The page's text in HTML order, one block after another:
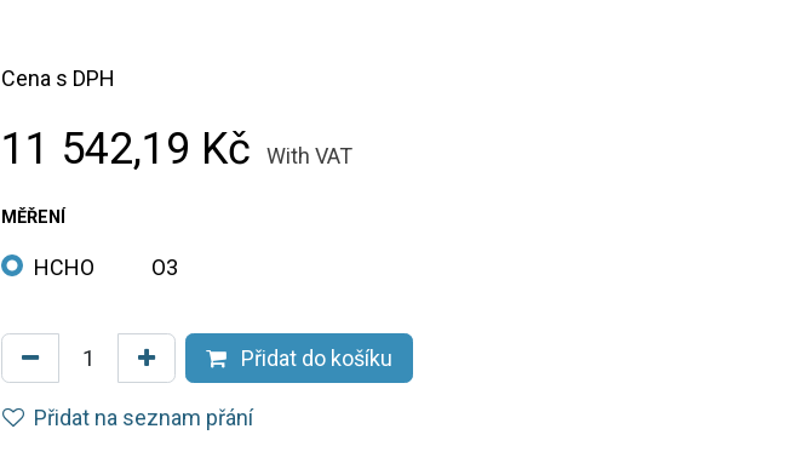
Cena s DPH
11 542,19 Kč With VAT
MĚŘENÍ
HCHO O3
Přidat do košíku
Přidat na seznam přání